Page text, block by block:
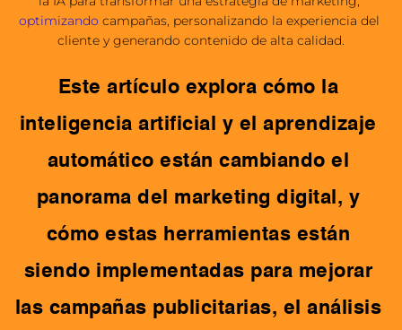
optimizando campañas, personalizando la experiencia del
cliente y generando contenido de alta calidad.
Este artículo explora cómo la
inteligencia artificial y el aprendizaje
automático están cambiando el
panorama del marketing digital, y
cómo estas herramientas están
siendo implementadas para mejorar
las campañas publicitarias, el análisis